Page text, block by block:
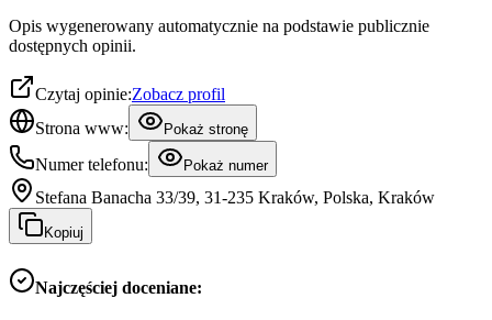
Opis wygenerowany automatycznie na podstawie publicznie
dostępnych opinii.
Czytaj opinie:Zobacz profil
Strona www:
Pokaż stronę
Numer telefonu: Pokaż numer
Stefana Banacha 33/39, 31-235 Kraków, Polska, Kraków
Kopiuj
Najczęściej doceniane: